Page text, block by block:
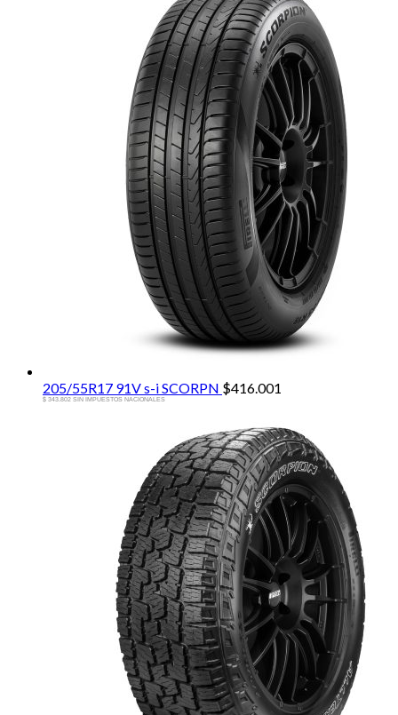
205/55R17 91V s-i SCORPN $416.001
$ 343.802 SIN IMPUESTOS NACIONALES